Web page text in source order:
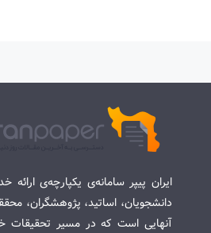
ایران پیپر سامانه‌ی یکپارچه‌ی
دانشجویان، اساتید، پژوهشگران،
آنهایی است که در مسیر تحقیقات